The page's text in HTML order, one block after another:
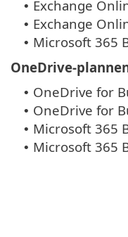
• Exchange
• Exchange
• Microsoft 365
OneDrive-
• OneDrive for
• OneDrive for
• Microsoft 365
• Microsoft 365